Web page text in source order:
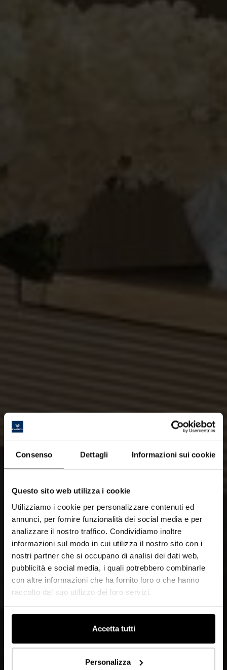
Consenso Dettagli Informazioni sui cookie
Questo sito web utilizza i cookie
Utilizziamo i cookie per personalizzare contenuti ed
annunci, per fornire funzionalità dei social media e per
analizzare il nostro traffico. Condividiamo inoltre
informazioni sul modo in cui utilizza il nostro sito con i
nostri partner che si occupano di analisi dei dati web,
pubblicità e social media, i quali potrebbero combinarle
con altre informazioni che ha fornito loro o che hanno
raccolto dal suo utilizzo dei loro servizi.
Accetta tutti
Personalizza